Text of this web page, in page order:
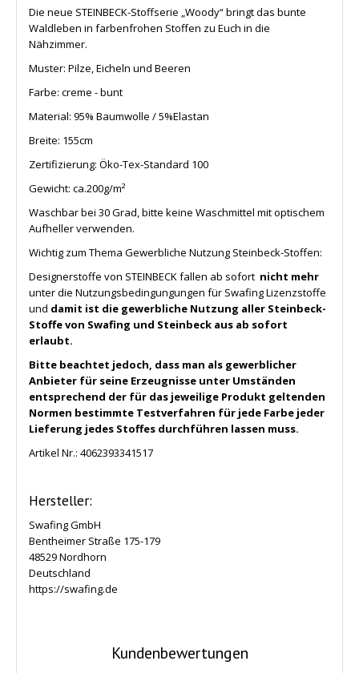
Die neue STEINBECK-Stoffserie „Woody“ bringt das bunte
Waldleben in farbenfrohen Stoffen zu Euch in die
Nähzimmer.
Muster: Pilze, Eicheln und Beeren
Farbe: creme - bunt
Material: 95% Baumwolle / 5%Elastan
Breite: 155cm
Zertifizierung: Öko-Tex-Standard 100
Gewicht: ca.200g/m²
Waschbar bei 30 Grad, bitte keine Waschmittel mit optischem
Aufheller verwenden.
Wichtig zum Thema Gewerbliche Nutzung Steinbeck-Stoffen:
Designerstoffe von STEINBECK fallen ab sofort nicht mehr
unter die Nutzungsbedingungungen für Swafing Lizenzstoffe
und damit ist die gewerbliche Nutzung aller Steinbeck-
Stoffevon Swafing und Steinbeck aus ab sofort
erlaubt.
Bitte beachtet jedoch, dass man als gewerblicher
Anbieter für seine Erzeugnisse unter Umständen
entsprechend der für das jeweilige Produkt geltenden
Normen bestimmte Testverfahren für jede Farbe jeder
Lieferung jedes Stoffes durchführen lassen muss.
Artikel Nr.: 4062393341517
Hersteller:
Swafing GmbH
Bentheimer Straße 175-179
48529 Nordhorn
Deutschland
https://swafing.de
Kundenbewertungen